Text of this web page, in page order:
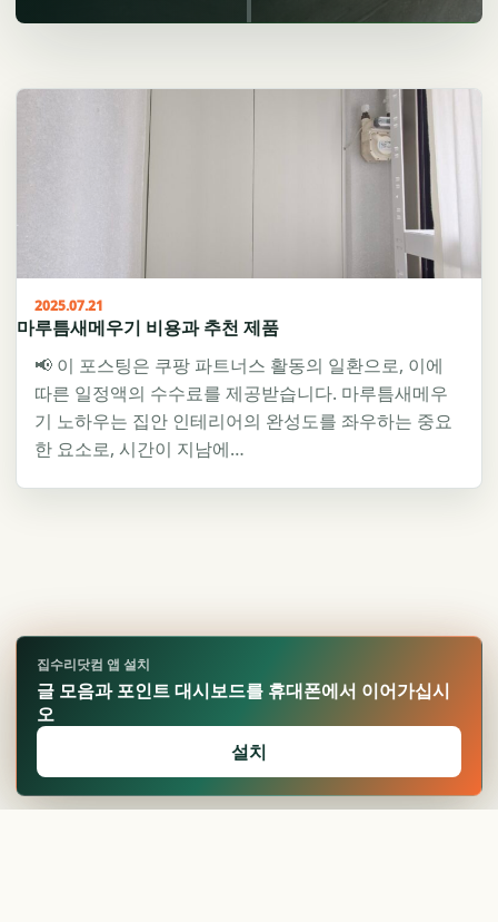
2025.07.21
마루틈새메우기 비용과 추천 제품
📢 이 포스팅은 쿠팡 파트너스 활동의 일환으로, 이에
따른 일정액의 수수료를 제공받습니다. 마루틈새메우
기 노하우는 집안 인테리어의 완성도를 좌우하는 중요
한 요소로, 시간이 지남에…
집수리닷컴 앱 설치
글 모음과 포인트 대시보드를 휴대폰에서 이어가십시
오
설치